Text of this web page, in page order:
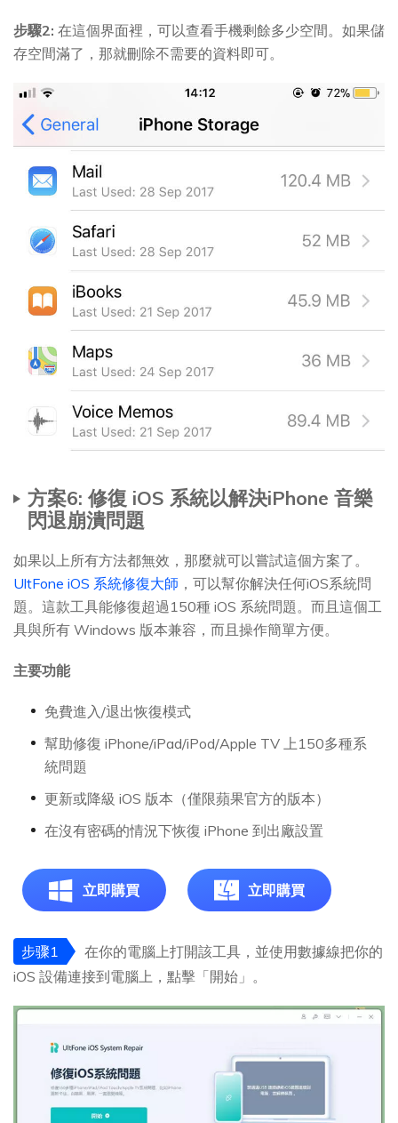
步驟2: 在這個界面裡，可以查看手機剩餘多少空間。如果儲
存空間滿了，那就刪除不需要的資料即可。
方案6: 修復 iOS 系統以解決iPhone 音樂
閃退崩潰問題
如果以上所有方法都無效，那麼就可以嘗試這個方案了。
UltFone iOS 系統修復大師 ，可以幫你解決任何iOS系統問
題。這款工具能修復超過150種 iOS 系統問題。而且這個工
具與所有 Windows 版本兼容，而且操作簡單方便。
主要功能
免費進入/退出恢復模式
幫助修復 iPhone/iPad/iPod/Apple TV 上150多種系
統問題
更新或降級 iOS 版本（僅限蘋果官方的版本）
在沒有密碼的情況下恢復 iPhone 到出廠設置
立即購買 立即購買
步骤1
在你的電腦上打開該工具，並使用數據線把你的
iOS 設備連接到電腦上，點擊「開始」。